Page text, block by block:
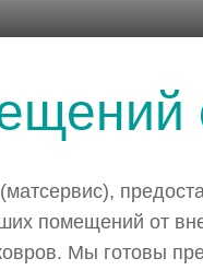
помещений от
Мы готовы